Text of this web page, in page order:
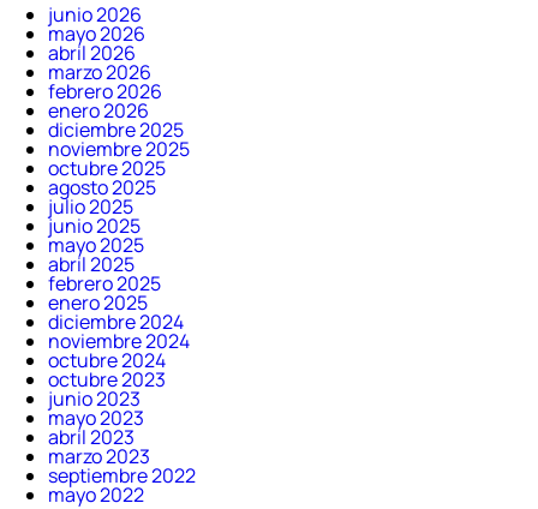
junio 2026
mayo 2026
abril 2026
marzo 2026
febrero 2026
enero 2026
diciembre 2025
noviembre 2025
octubre 2025
agosto 2025
julio 2025
junio 2025
mayo 2025
abril 2025
febrero 2025
enero 2025
diciembre 2024
noviembre 2024
octubre 2024
octubre 2023
junio 2023
mayo 2023
abril 2023
marzo 2023
septiembre 2022
mayo 2022